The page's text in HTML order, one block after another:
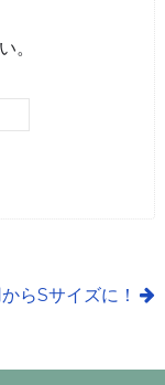
。
らSサイズに！